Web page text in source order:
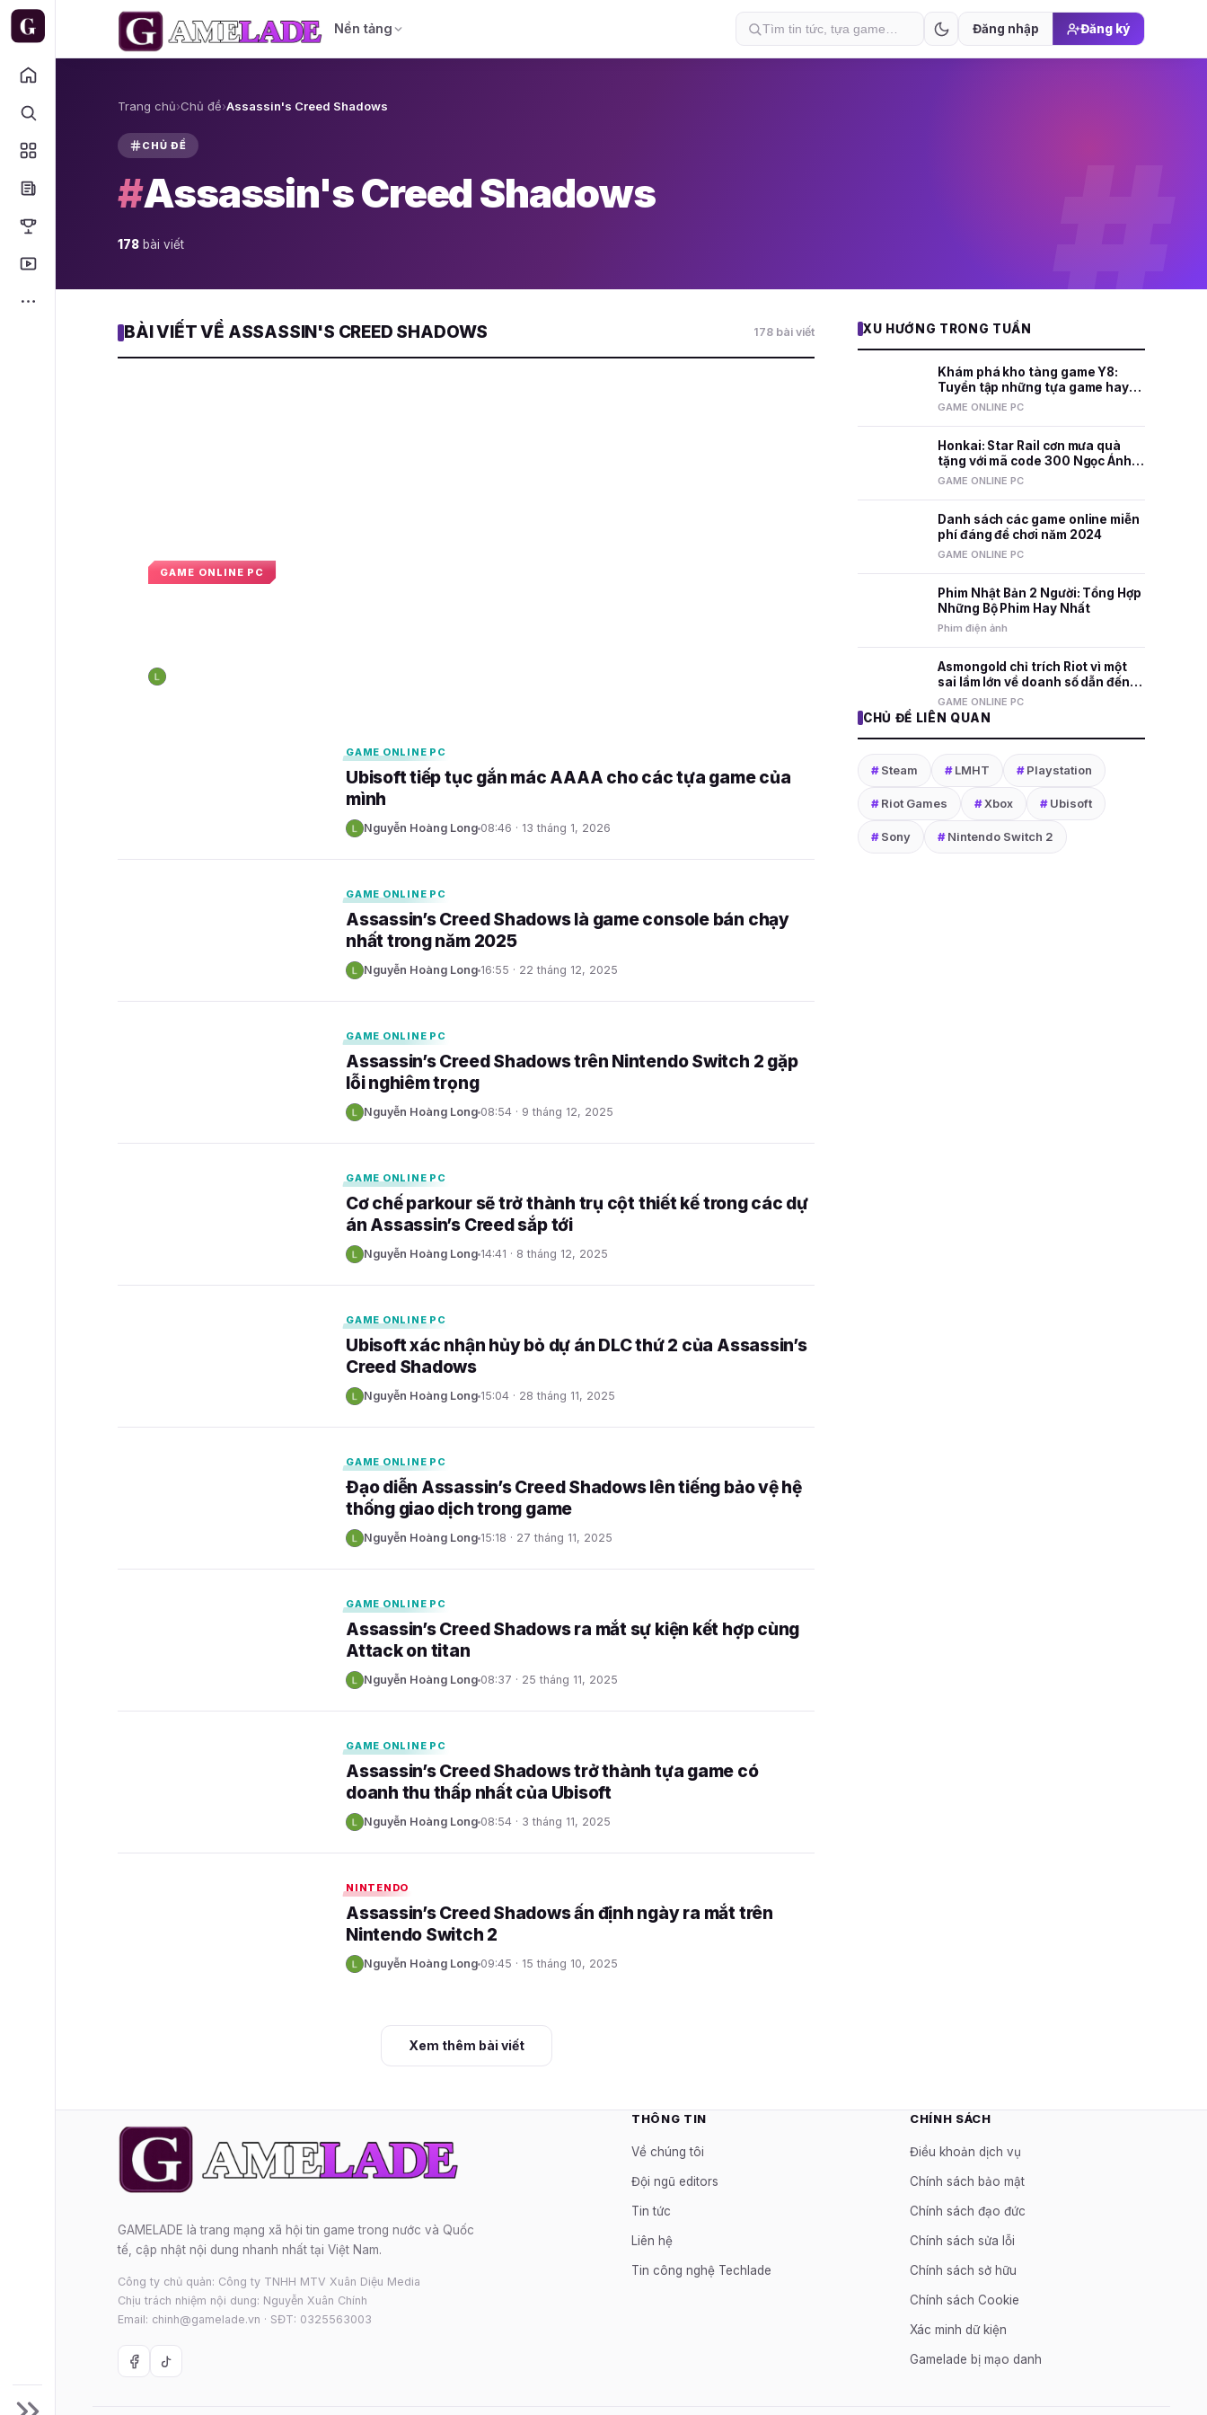
Nền tảng Đăng nhập Đăng ký
Trang chủ›Chủ đề›Assassin's Creed Shadows
CHỦ ĐỀ
#Assassin's Creed Shadows
178 bài viết #
BÀI VIẾT VỀ ASSASSIN'S CREED SHADOWS 178 bài viết
GAME ONLINE PC
N
GAME ONLINE PC
Ubisoft tiếp tục gắn mác AAAA cho các tựa game của
mình
N Nguyễn Hoàng Long 08:46 · 13 tháng 1, 2026
GAME ONLINE PC
Assassin’s Creed Shadows là game console bán chạy
nhất trong năm 2025
N Nguyễn Hoàng Long 16:55 · 22 tháng 12, 2025
GAME ONLINE PC
Assassin’s Creed Shadows trên Nintendo Switch 2 gặp
lỗi nghiêm trọng
N Nguyễn Hoàng Long 08:54 · 9 tháng 12, 2025
GAME ONLINE PC
Cơ chế parkour sẽ trở thành trụ cột thiết kế trong các dự
án Assassin’s Creed sắp tới
N Nguyễn Hoàng Long 14:41 · 8 tháng 12, 2025
GAME ONLINE PC
Ubisoft xác nhận hủy bỏ dự án DLC thứ 2 của Assassin’s
Creed Shadows
N Nguyễn Hoàng Long 15:04 · 28 tháng 11, 2025
GAME ONLINE PC
Đạo diễn Assassin’s Creed Shadows lên tiếng bảo vệ hệ
thống giao dịch trong game
N Nguyễn Hoàng Long 15:18 · 27 tháng 11, 2025
GAME ONLINE PC
Assassin’s Creed Shadows ra mắt sự kiện kết hợp cùng
Attack on titan
N Nguyễn Hoàng Long 08:37 · 25 tháng 11, 2025
GAME ONLINE PC
Assassin’s Creed Shadows trở thành tựa game có
doanh thu thấp nhất của Ubisoft
N Nguyễn Hoàng Long 08:54 · 3 tháng 11, 2025
NINTENDO
Assassin’s Creed Shadows ấn định ngày ra mắt trên
Nintendo Switch 2
N Nguyễn Hoàng Long 09:45 · 15 tháng 10, 2025
Xem thêm bài viết
XU HƯỚNG TRONG TUẦN
Khám phá kho tàng game Y8:
Tuyển tập những tựa game hay
nhất mọi thời đại
GAME ONLINE PC
Honkai: Star Rail cơn mưa quà
tặng với mã code 300 Ngọc Ánh
Sao và nhiều phần thưởng hấp
GAME ONLINE PC
Danh sách các game online miễn
phí đáng để chơi năm 2024
GAME ONLINE PC
Phim Nhật Bản 2 Người: Tổng Hợp
Những Bộ Phim Hay Nhất
Phim điện ảnh
Asmongold chỉ trích Riot vì một
sai lầm lớn về doanh số dẫn đến
việc sa thải nhân viên
GAME ONLINE PC
CHỦ ĐỀ LIÊN QUAN
#Steam #LMHT #Playstation
#Riot Games #Xbox #Ubisoft
#Sony #Nintendo Switch 2
GAMELADE là trang mạng xã hội tin game trong nước và Quốc
tế, cập nhật nội dung nhanh nhất tại Việt Nam.
Công ty chủ quản: Công ty TNHH MTV Xuân Diệu Media
Chịu trách nhiệm nội dung: Nguyễn Xuân Chính
Email: chinh@gamelade.vn · SĐT: 0325563003
THÔNG TIN
Về chúng tôi
Đội ngũ editors
Tin tức
Liên hệ
Tin công nghệ Techlade
CHÍNH SÁCH
Điều khoản dịch vụ
Chính sách bảo mật
Chính sách đạo đức
Chính sách sửa lỗi
Chính sách sở hữu
Chính sách Cookie
Xác minh dữ kiện
Gamelade bị mạo danh